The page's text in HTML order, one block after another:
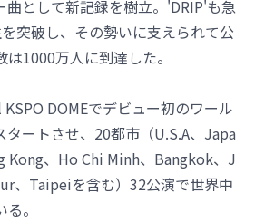
曲として新記録を樹立。'DRIP'も急
突破し、その勢いに支えられて公
1000万人に到達した。
DOMEでデビュー初のワール
タートさせ、20都市（U.S.A、Japa
Kong、Ho Chi Minh、Bangkok、J
、Taipeiを含む）32公演で世界中
。